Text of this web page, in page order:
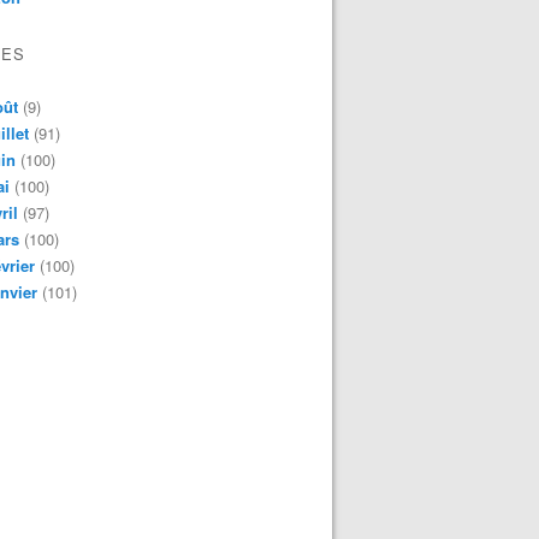
(9)
(91)
(100)
(100)
(97)
(100)
(100)
(101)